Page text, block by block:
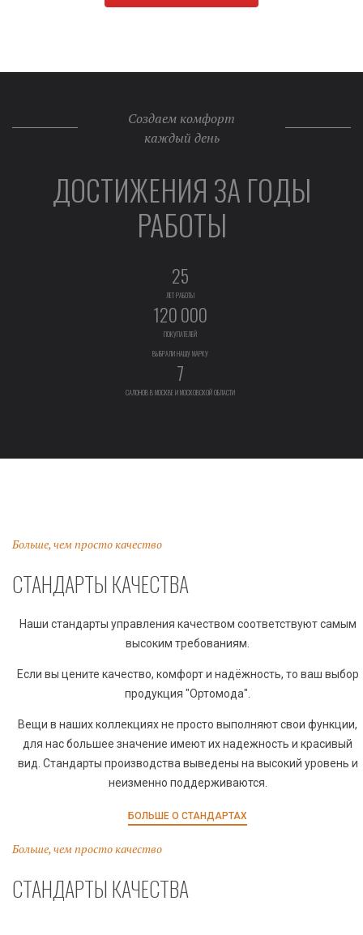
Создаем комфорт
каждый день
ДОСТИЖЕНИЯ ЗА ГОДЫ
РАБОТЫ
25
ЛЕТ РАБОТЫ
120 000
ПОКУПАТЕЛЕЙ
ВЫБРАЛИ НАШУ МАРКУ
7
САЛОНОВ В МОСКВЕ И МОСКОВСКОЙ ОБЛАСТИ
Больше, чем просто качество
СТАНДАРТЫ КАЧЕСТВА
Наши стандарты управления качеством соответствуют самым
высоким требованиям.
Если вы цените качество, комфорт и надёжность, то ваш выбор
продукция "Ортомода".
Вещи в наших коллекциях не просто выполняют свои функции,
для нас большее значение имеют их надежность и красивый
вид. Стандарты производства выведены на высокий уровень и
неизменно поддерживаются.
БОЛЬШЕ О СТАНДАРТАХ
Больше, чем просто качество
СТАНДАРТЫ КАЧЕСТВА